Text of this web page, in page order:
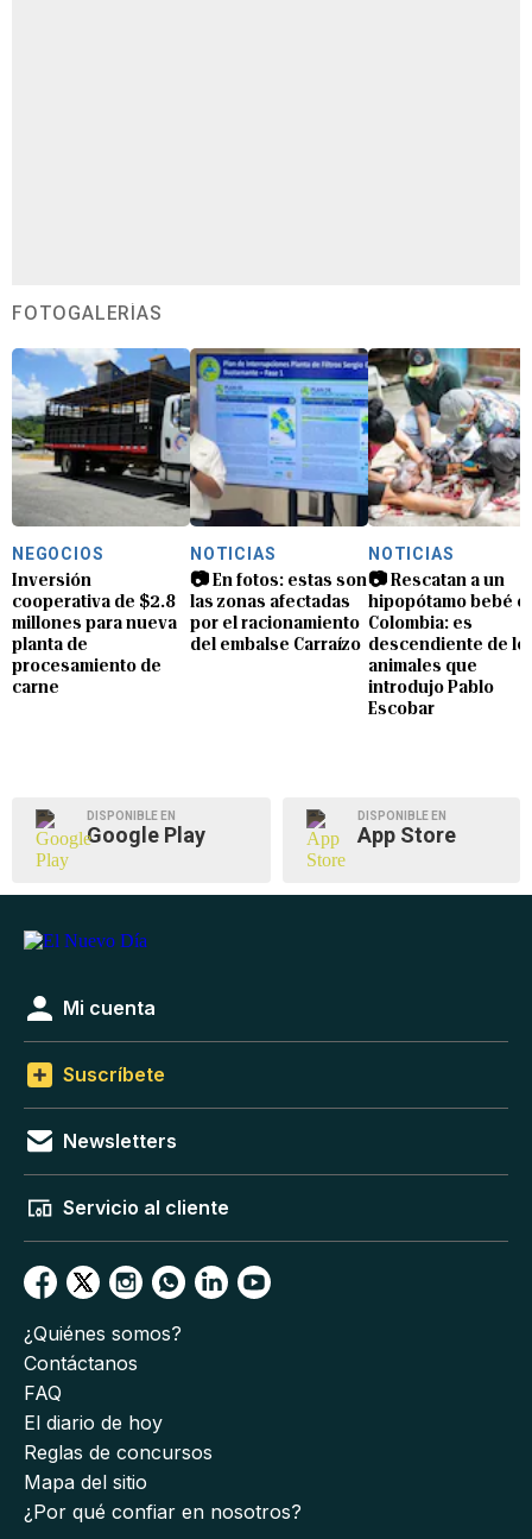
FOTOGALERÍAS
NEGOCIOS
Inversión
cooperativa de $2.8
millones para nueva
planta de
procesamiento de
carne
NOTICIAS
📷 En fotos: estas son
las zonas afectadas
por el racionamiento
del embalse Carraízo
NOTICIAS
📷 Rescatan a un
hipopótamo bebé
Colombia: es
descendiente de
animales que
introdujo Pablo
Escobar
DISPONIBLE EN
Google Play
DISPONIBLE EN
App Store
Mi cuenta
Suscríbete
Newsletters
Servicio al cliente
¿Quiénes somos?
Contáctanos
FAQ
El diario de hoy
Reglas de concursos
Mapa del sitio
¿Por qué confiar en nosotros?